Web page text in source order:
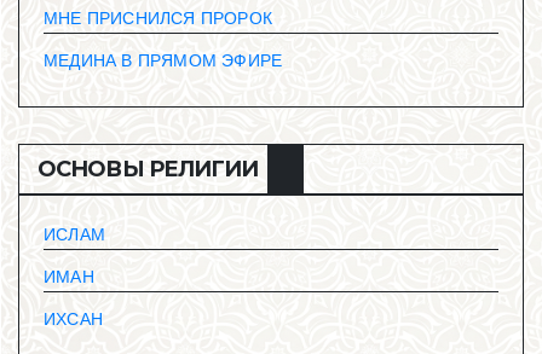
МНЕ ПРИСНИЛСЯ ПРОРОК
МЕДИНА В ПРЯМОМ ЭФИРЕ
ОСНОВЫ РЕЛИГИИ
ИСЛАМ
ИМАН
ИХСАН